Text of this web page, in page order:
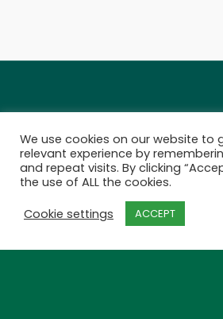
email
We use cookies on our website to
relevant experience by
and repeat visits. By clicking
the use of ALL the cookies.
Cookie settings
ACCEPT